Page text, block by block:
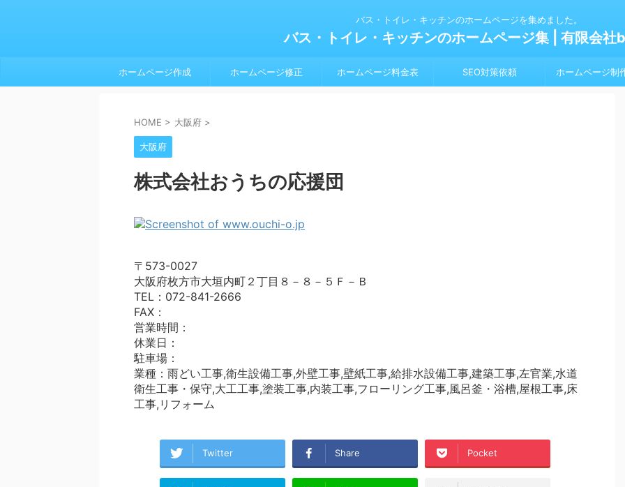
バス・トイレ・キッチンのホームページを集めました。
バス・トイレ・キッチンのホームページ集 | 有限会社
ホームページ作成 ホームページ修正 ホームページ料金表 SEO対策依頼 ホームページ制
HOME > 大阪府 >
大阪府
株式会社おうちの応援団
〒573-0027
大阪府枚方市大垣内町２丁目８－８－５Ｆ－Ｂ
TEL：072-841-2666
FAX：
営業時間：
休業日：
駐車場：
業種：雨どい工事,衛生設備工事,外壁工事,壁紙工事,給排水設備工事,建築工事,左官業,水道
衛生工事・保守,大工工事,塗装工事,内装工事,フローリング工事,風呂釜・浴槽,屋根工事,床
工事,リフォーム
Twitter Share Pocket